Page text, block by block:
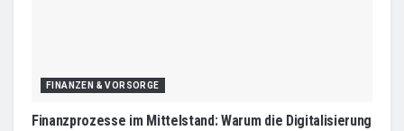
FINANZEN & VORSORGE
Finanzprozesse im Mittelstand: Warum die Digitalisierung